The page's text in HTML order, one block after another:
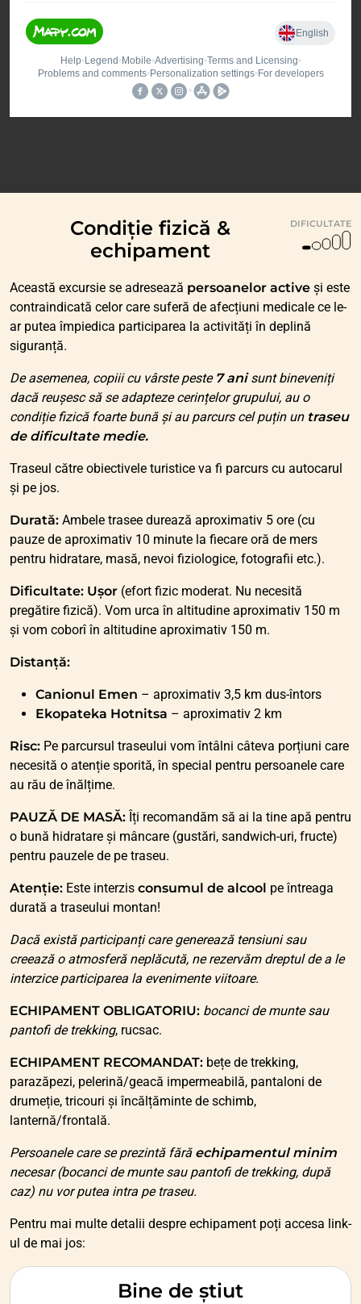
Bine de știut
Condiție fizică &
echipament
DIFICULTATE
Această excursie se adresează persoanelor active și este
contraindicată celor care suferă de afecțiuni medicale ce le-
ar putea împiedica participarea la activități în deplină
siguranță.
De asemenea, copiii cu vârste peste 7 anisunt bineveniți
dacă reușesc să se adapteze cerințelor grupului, au o
condiție fizică foarte bună și au parcurs cel puțin un traseu
de dificultate medie.
Traseul către obiectivele turistice va fi parcurs cu autocarul
și pe jos.
Durată: Ambele trasee durează aproximativ 5 ore (cu
pauze de aproximativ 10 minute la fiecare oră de mers
pentru hidratare, masă, nevoi fiziologice, fotografii etc.).
Dificultate: Ușor (efort fizic moderat. Nu necesită
pregătire fizică). Vom urca în altitudine aproximativ 150 m
și vom coborî în altitudine aproximativ 150 m.
Distanță:
Canionul Emen – aproximativ 3,5 km dus-întors
Ekopateka Hotnitsa – aproximativ 2 km
Risc: Pe parcursul traseului vom întâlni câteva porțiuni care
necesită o atenție sporită, în special pentru persoanele care
au rău de înălțime.
PAUZĂ DE MASĂ: Îți recomandăm să ai la tine apă pentru
o bună hidratare și mâncare (gustări, sandwich-uri, fructe)
pentru pauzele de pe traseu.
Atenție: Este interzis consumul de alcool pe întreaga
durată a traseului montan!
Dacă există participanți care generează tensiuni sau
creează o atmosferă neplăcută, ne rezervăm dreptul de a le
interzice participarea la evenimente viitoare.
ECHIPAMENT OBLIGATORIU: bocanci de munte sau
pantofi de trekking, rucsac.
ECHIPAMENT RECOMANDAT: bețe de trekking,
parazăpezi, pelerină/geacă impermeabilă, pantaloni de
drumeție, tricouri și încălțăminte de schimb,
lanternă/frontală.
Persoanele care se prezintă fără echipamentul minim
necesar (bocanci de munte sau pantofi de trekking, după
caz) nu vor putea intra pe traseu.
Pentru mai multe detalii despre echipament poți accesa link-
ul de mai jos: